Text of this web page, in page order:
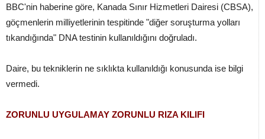
BBC'nin haberine göre, Kanada Sınır Hizmetleri Dairesi (CBSA),
göçmenlerin milliyetlerinin tespitinde "diğer soruşturma yolları
tıkandığında" DNA testinin kullanıldığını doğruladı.
Daire, bu tekniklerin ne sıklıkta kullanıldığı konusunda ise bilgi
vermedi.
ZORUNLU UYGULAMAY ZORUNLU RIZA KILIFI